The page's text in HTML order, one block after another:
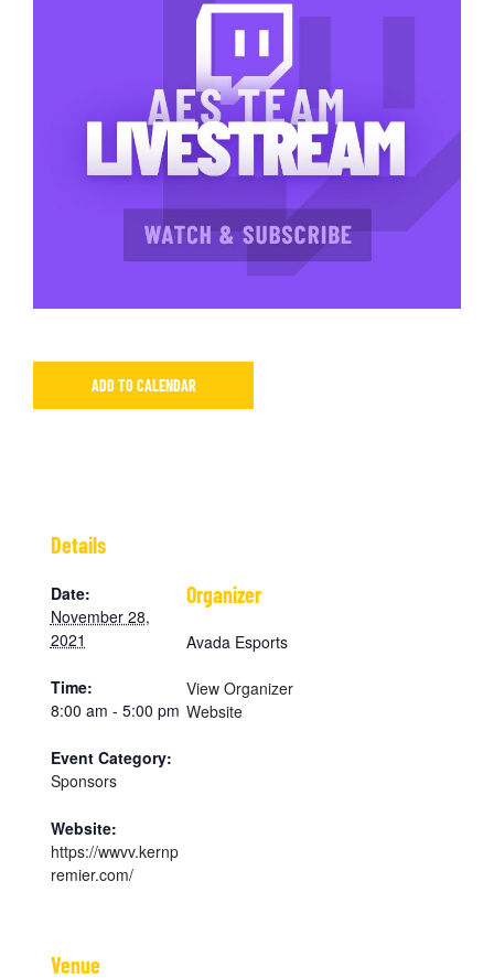
ADD TO CALENDAR
Details
Date:
November 28,
2021
Time:
8:00 am - 5:00 pm
Event Category:
Sponsors
Website:
https://wwvv.kernp
remier.com/
Organizer
Avada Esports
View Organizer
Website
Venue